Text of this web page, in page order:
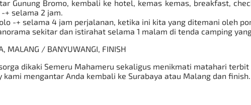
Gunung Bromo, kembali ke hotel, kemas kemas, breakfast,
selama 2 jam.
-+ selama 4 jam perjalanan, ketika ini kita yang ditemani oleh
sekitar dan istirahat selama 1 malam di tenda camping
MALANG / BANYUWANGI, FINISH
dikaki Semeru Mahameru sekaligus menikmati matahari terbit
kami mengantar Anda kembali ke Surabaya atau Malang dan finish